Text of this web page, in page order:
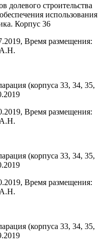
долевого строительства
использования
Корпус 36
Время размещения:
А.Н.
(корпуса 33, 34, 35,
Время размещения:
А.Н.
(корпуса 33, 34, 35,
Время размещения:
А.Н.
(корпуса 33, 34, 35,